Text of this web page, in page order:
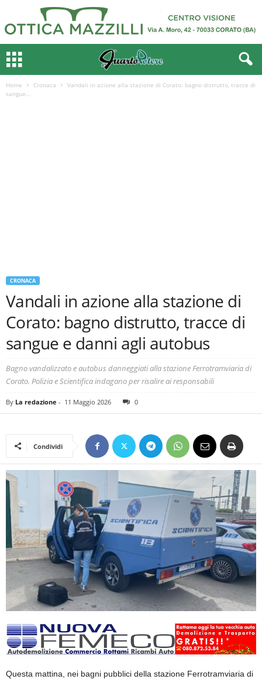
Home Cronaca
Vandali in azione alla stazione di Corato: bagno distrutto, tracce di
sangue...
CRONACA
Vandali in azione alla stazione di
Corato: bagno distrutto, tracce di
sangue e danni agli autobus
Bagno vandalizzato e autobus danneggiati alla stazione Ferrotramviaria di
Corato. Polizia e Scientifica indagano per risalire ai responsabili
By La redazione - 11 Maggio 2026 0
Condividi
Questa mattina, nei bagni pubblici della stazione Ferrotramviaria di